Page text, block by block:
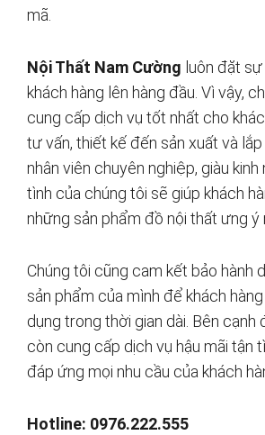
mã.
Nội Thất Nam Cường luôn đặt
khách hàng lên hàng đầu. Vì vậy,
cung cấp dịch vụ tốt nhất cho
tư vấn, thiết kế đến sản xuất và
nhân viên chuyên nghiệp, giàu
tình của chúng tôi sẽ giúp khách
những sản phẩm đồ nội thất ưng ý
Chúng tôi cũng cam kết bảo hành
sản phẩm của mình để khách
dụng trong thời gian dài. Bên cạnh
còn cung cấp dịch vụ hậu mãi tận
đáp ứng mọi nhu cầu của khách
Hotline: 0976.222.555